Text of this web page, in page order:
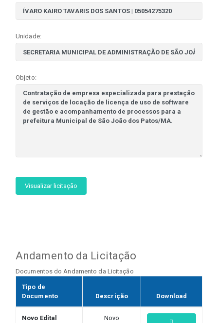
Unidade:
Objeto:
Visualizar licitação
Andamento da Licitação
Documentos do Andamento da Licitação
Tipo de
Documento
Descrição Download
Novo Edital
Novo